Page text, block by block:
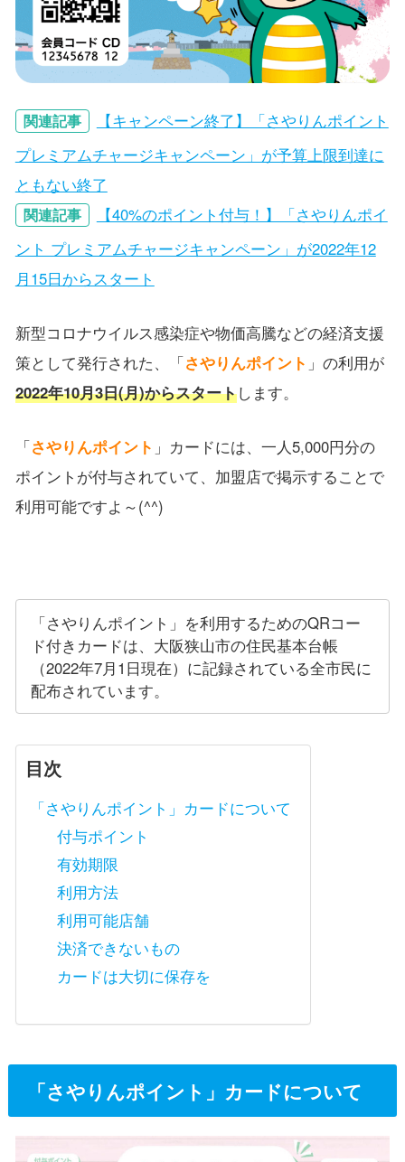
関連記事
【キャンペーン終了】「さやりんポイント
プレミアムチャージキャンペーン」が予算上限到達に
ともない終了
関連記事
【40%のポイント付与！】「さやりんポイ
ント プレミアムチャージキャンペーン」が2022年12
月15日からスタート
新型コロナウイルス感染症や物価高騰などの経済支援
策として発行された、「さやりんポイント 」の利用が
2022年10月3日(月)からスタートします。
「さやりんポイント 」カードには、一人5,000円分の
ポイントが付与されていて、加盟店で掲示することで
利用可能ですよ～(^^)
「さやりんポイント」を利用するためのQRコー
ド付きカードは、大阪狭山市の住民基本台帳
（2022年7月1日現在）に記録されている全市民に
配布されています。
目次
「さやりんポイント」カードについて
付与ポイント
有効期限
利用方法
利用可能店舗
決済できないもの
カードは大切に保存を
「さやりんポイント」カードについて